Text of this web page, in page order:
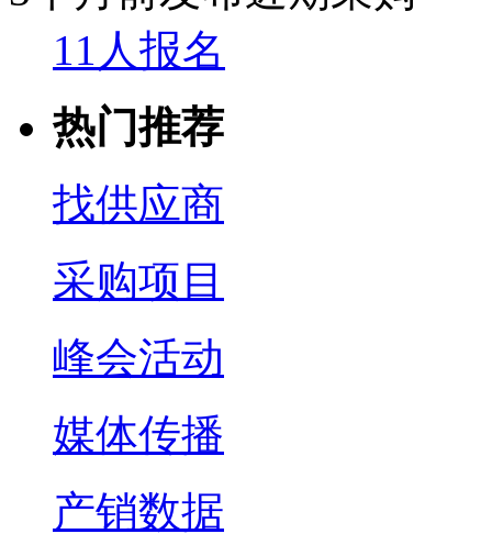
11人报名
热门推荐
找供应商
采购项目
峰会活动
媒体传播
产销数据